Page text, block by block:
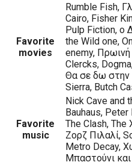
Favorite
movies
Rumble Fish,
Cairo, Fisher
Pulp Fiction, ο
the Wild one,
enemy, Πρωινή
Clercks,
Θα σε δω στην
Sierra, Butch
Favorite
music
Nick Cave and
Bauhaus,
The Clash, The
Ζορζ Πιλαλί,
Metro Decay,
Μπαστούνι